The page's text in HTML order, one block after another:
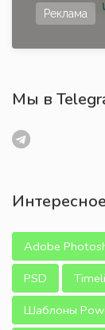
Реклама
Мы в
Adobe
PSD
Шаблоны